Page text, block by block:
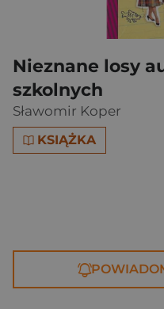
Nieznane losy
szkolnych
Sławomir Koper
KSIĄŻKA